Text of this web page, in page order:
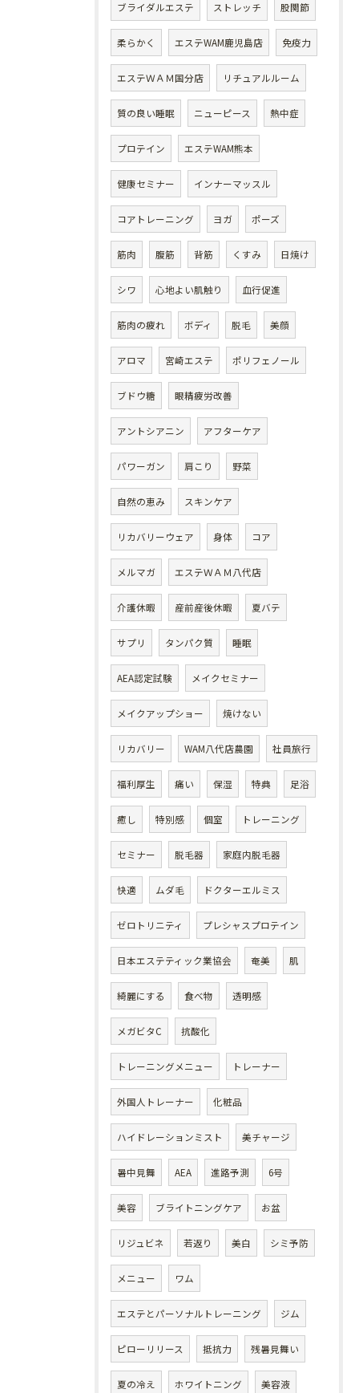
ブライダルエステ ストレッチ 股関節
柔らかく エステWAM鹿児島店 免疫力
エステＷＡＭ国分店 リチュアルルーム
質の良い睡眠 ニューピース 熱中症
プロテイン エステWAM熊本
健康セミナー インナーマッスル
コアトレーニング ヨガ ポーズ
筋肉 腹筋 背筋 くすみ 日焼け
シワ 心地よい肌触り 血行促進
筋肉の疲れ ボディ 脱毛 美顔
アロマ 宮崎エステ ポリフェノール
ブドウ糖 眼精疲労改善
アントシアニン アフターケア
パワーガン 肩こり 野菜
自然の恵み スキンケア
リカバリーウェア 身体 コア
メルマガ エステＷＡＭ八代店
介護休暇 産前産後休暇 夏バテ
サプリ タンパク質 睡眠
AEA認定試験 メイクセミナー
メイクアップショー 焼けない
リカバリー WAM八代店農園 社員旅行
福利厚生 痛い 保湿 特典 足浴
癒し 特別感 個室 トレーニング
セミナー 脱毛器 家庭内脱毛器
快適 ムダ毛 ドクターエルミス
ゼロトリニティ プレシャスプロテイン
日本エステティック業協会 奄美 肌
綺麗にする 食べ物 透明感
メガビタC 抗酸化
トレーニングメニュー トレーナー
外国人トレーナー 化粧品
ハイドレーションミスト 美チャージ
暑中見舞 AEA 進路予測 6号
美容 ブライトニングケア お盆
リジュビネ 若返り 美白 シミ予防
メニュー ワム
エステとパーソナルトレーニング ジム
ピローリリース 抵抗力 残暑見舞い
夏の冷え ホワイトニング 美容液